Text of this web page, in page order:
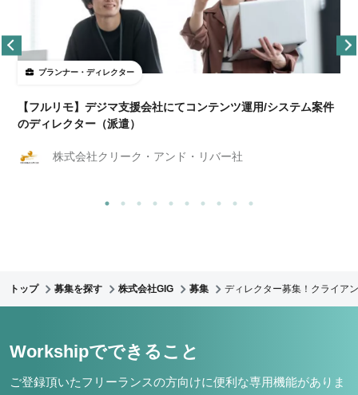
プランナー・ディレクター
【フルリモ】デジマ支援会社にてコンテンツ運用/システム案件
のディレクター（派遣）
株式会社クリーク・アンド・リバー社
トップ 募集を探す 株式会社GIG 募集 ディレクター募集！クライア
Workshipでできること
ご登録頂いたフリーランスの方向けに便利な専用機能がありま